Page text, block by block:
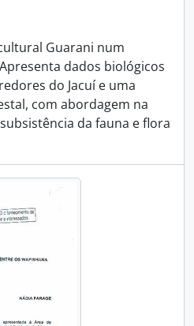
Guarani num
dados biológicos
do Jacuí e uma
com abordagem na
da fauna e flora